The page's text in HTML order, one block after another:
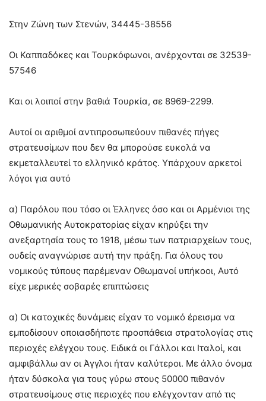
Στην Ζώνη των Στενών, 34445-38556
Οι Καππαδόκες και Τουρκόφωνοι, ανέρχονται σε 32539-
57546
Και οι λοιποί στην βαθιά Τουρκία, σε 8969-2299.
Αυτοί οι αριθμοί αντιπροσωπεύουν πιθανές πήγες
στρατευσίμων που δεν θα μπορούσε ευκολά να
εκμεταλλευτεί το ελληνικό κράτος. Υπάρχουν αρκετοί
λόγοι για αυτό
α) Παρόλου που τόσο οι Έλληνες όσο και οι Αρμένιοι της
Οθωμανικής Αυτοκρατορίας είχαν κηρύξει την
ανεξαρτησία τους το 1918, μέσω των πατριαρχείων τους,
ουδείς αναγνώρισε αυτή την πράξη. Για όλους του
νομικούς τύπους παρέμεναν Οθωμανοί υπήκοοι, Αυτό
είχε μερικές σοβαρές επιπτώσεις
α) Οι κατοχικές δυνάμεις είχαν το νομικό έρεισμα να
εμποδίσουν οποιασδήποτε προσπάθεια στρατολογίας στις
περιοχές ελέγχου τους. Ειδικά οι Γάλλοι και Ιταλοί, και
αμφιβάλλω αν οι Άγγλοι ήταν καλύτεροι. Με άλλο όνομα
ήταν δύσκολα για τους γύρω στους 50000 πιθανόν
στρατευσίμους στις περιοχές που ελέγχονταν από τις